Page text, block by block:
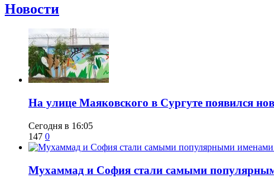
Новости
​На улице Маяковского в Сургуте появился
Сегодня в 16:05
147 0
​Мухаммад и София стали самыми